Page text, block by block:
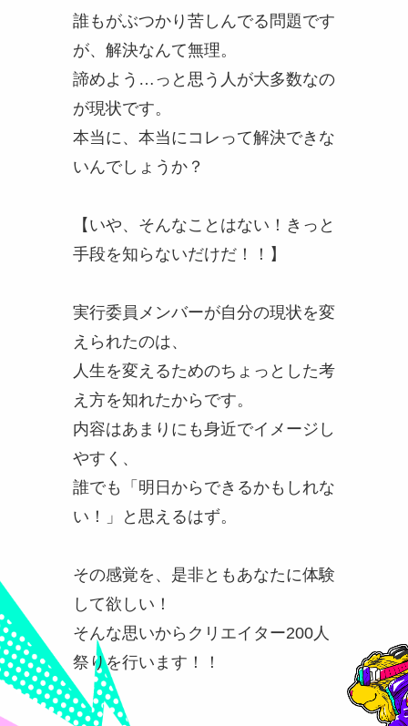
誰もがぶつかり苦しんでる問題です
が、解決なんて無理。
諦めよう…っと思う人が大多数なの
が現状です。
本当に、本当にコレって解決できな
いんでしょうか？
【いや、そんなことはない！きっと
手段を知らないだけだ！！】
実行委員メンバーが自分の現状を変
えられたのは、
人生を変えるためのちょっとした考
え方を知れたからです。
内容はあまりにも身近でイメージし
やすく、
誰でも「明日からできるかもしれな
い！」と思えるはず。
その感覚を、是非ともあなたに体験
して欲しい！
そんな思いからクリエイター200人
祭りを行います！！